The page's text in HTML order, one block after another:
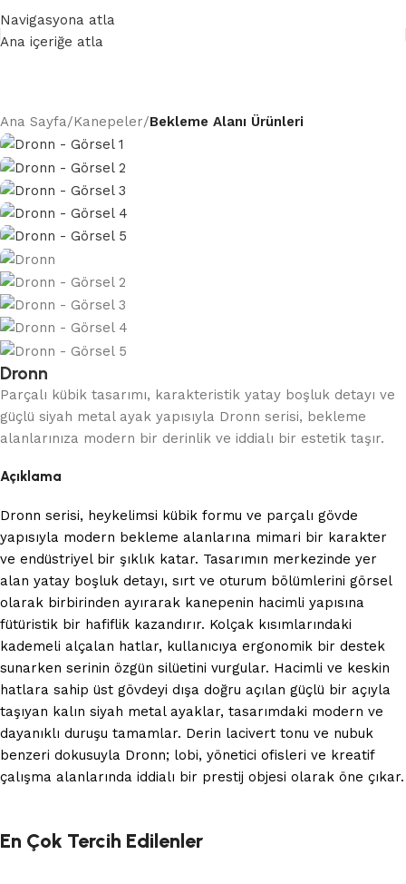
Navigasyona atla
Ana içeriğe atla
Ana Sayfa Kanepeler Bekleme Alanı Ürünleri
Dronn
Parçalı kübik tasarımı, karakteristik yatay boşluk detayı ve
güçlü siyah metal ayak yapısıyla Dronn serisi, bekleme
alanlarınıza modern bir derinlik ve iddialı bir estetik taşır.
Açıklama
Dronn serisi, heykelimsi kübik formu ve parçalı gövde
yapısıyla modern bekleme alanlarına mimari bir karakter
ve endüstriyel bir şıklık katar. Tasarımın merkezinde yer
alan yatay boşluk detayı, sırt ve oturum bölümlerini görsel
olarak birbirinden ayırarak kanepenin hacimli yapısına
fütüristik bir hafiflik kazandırır. Kolçak kısımlarındaki
kademeli alçalan hatlar, kullanıcıya ergonomik bir destek
sunarken serinin özgün silüetini vurgular. Hacimli ve keskin
hatlara sahip üst gövdeyi dışa doğru açılan güçlü bir açıyla
taşıyan kalın siyah metal ayaklar, tasarımdaki modern ve
dayanıklı duruşu tamamlar. Derin lacivert tonu ve nubuk
benzeri dokusuyla Dronn; lobi, yönetici ofisleri ve kreatif
çalışma alanlarında iddialı bir prestij objesi olarak öne çıkar.
En Çok Tercih Edilenler